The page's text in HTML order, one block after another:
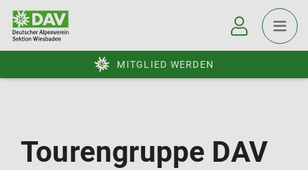
MITGLIED WERDEN
Tourengruppe DAV